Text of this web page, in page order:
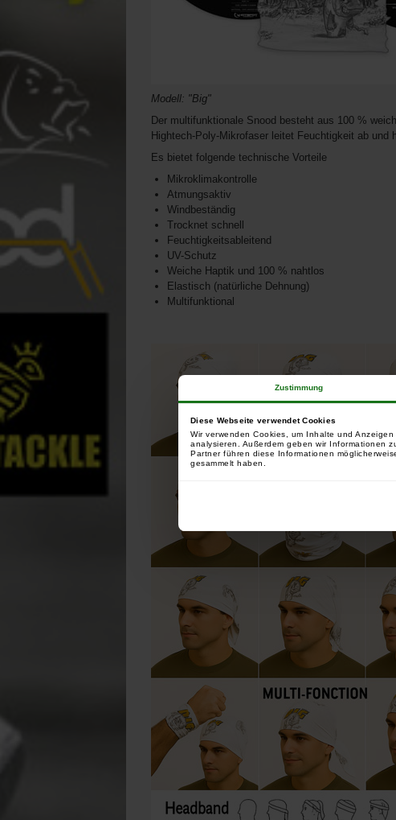
Zustimmung
Diese Webseite verwendet Cookies
Wir verwenden Cookies, um Inhalte und
analysieren. Außerdem geben wir Informationen
Partner führen diese Informationen
gesammelt haben.
Modell: "Big"
Der multifunktionale Snood besteht aus 100 %
Hightech-Poly-Mikrofaser leitet Feuchtigkeit ab
Es bietet folgende technische Vorteile
Mikroklimakontrolle
Atmungsaktiv
Windbeständig
Trocknet schnell
Feuchtigkeitsableitend
UV-Schutz
Weiche Haptik und 100 % nahtlos
Elastisch (natürliche Dehnung)
Multifunktional